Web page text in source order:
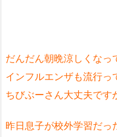
だんだん朝晩涼しくなっ
インフルエンザも流行っ
ちびぶーさん大丈夫です
昨日息子が校外学習だっ